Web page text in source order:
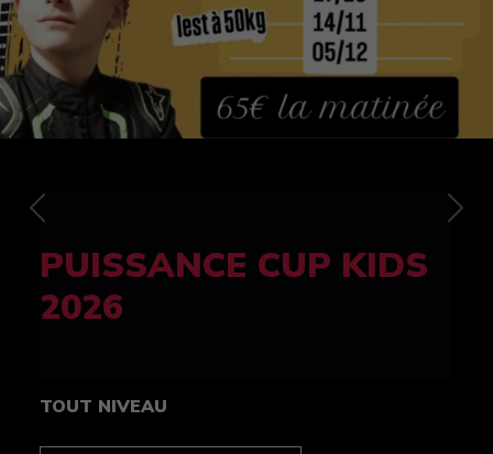
FELINE CUP 100%
féminine
TOUT NIVEAU
Previous Next